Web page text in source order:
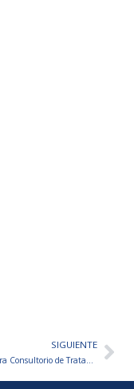
SIGUIENTE
Asesor/a para Consultorio de Tratamientos Estéticos